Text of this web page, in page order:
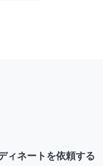
ィネートを依頼する